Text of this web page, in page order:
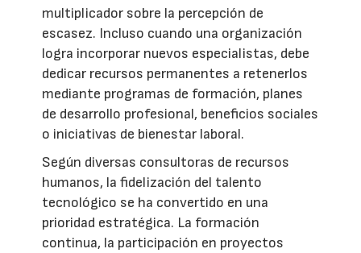
multiplicador sobre la percepción de
escasez. Incluso cuando una organización
logra incorporar nuevos especialistas, debe
dedicar recursos permanentes a retenerlos
mediante programas de formación, planes
de desarrollo profesional, beneficios sociales
o iniciativas de bienestar laboral.
Según diversas consultoras de recursos
humanos, la fidelización del talento
tecnológico se ha convertido en una
prioridad estratégica. La formación
continua, la participación en proyectos